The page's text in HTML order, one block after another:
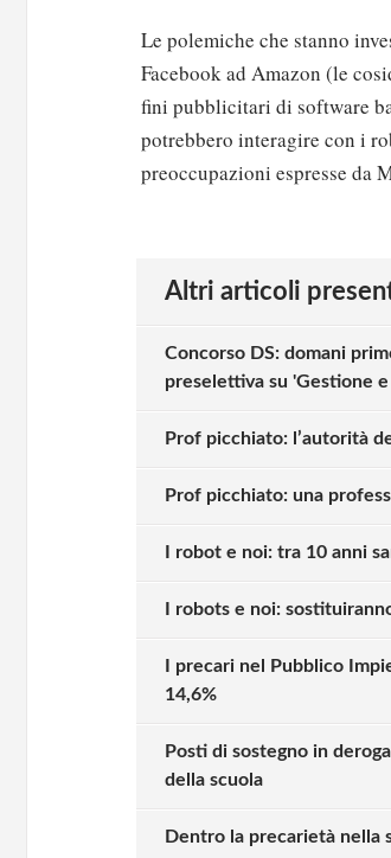
Le polemiche che stanno
Facebook ad Amazon (le
fini pubblicitari di software
potrebbero interagire con i
preoccupazioni espresse da
Altri articoli
Concorso DS: domani
preselettiva su 'Gestione
Prof picchiato: l’autorità
Prof picchiato: una
I robot e noi: tra 10 anni
I robots e noi:
I precari nel Pubblico
14,6%
Posti di sostegno in
della scuola
Dentro la precarietà nella